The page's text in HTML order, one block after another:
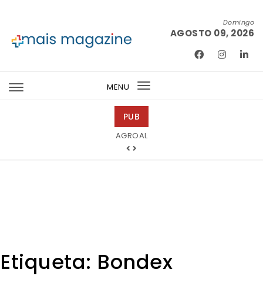
Domingo
AGOSTO 09, 2026
MENU
Toggle
PUB
AGROAL
Mondega Gourmet
Etiqueta: Bondex